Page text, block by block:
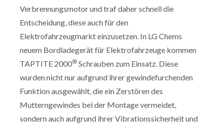
Verbrennungsmotor und traf daher schnell die
Entscheidung, diese auch für den
Elektrofahrzeugmarkt einzusetzen. In LG Chems
neuem Bordladegerät für Elektrofahrzeuge kommen
TAPTITE 2000® Schrauben zum Einsatz. Diese
wurden nicht nur aufgrund ihrer gewindefurchenden
Funktion ausgewählt, die ein Zerstören des
Mutterngewindes bei der Montage vermeidet,
sondern auch aufgrund ihrer Vibrationssicherheit und